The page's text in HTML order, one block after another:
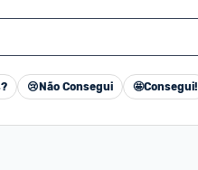
😢 Não Consegui 🤩Consegui!